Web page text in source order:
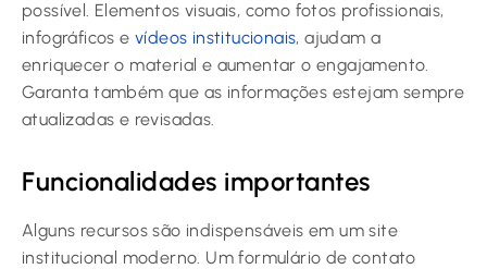
possível. Elementos visuais, como fotos profissionais,
infográficos evídeos institucionais, ajudam a
enriquecer o material e aumentar o engajamento.
Garanta também que as informações estejam sempre
atualizadas e revisadas.
Funcionalidades importantes
Alguns recursos são indispensáveis em um site
institucional moderno. Um formulário de contato